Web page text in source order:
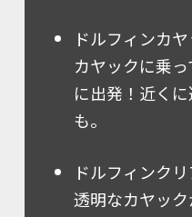
ドルフィンカ
カヤックに乗
に出発！近く
も。
ドルフィンク
透明なカヤッ